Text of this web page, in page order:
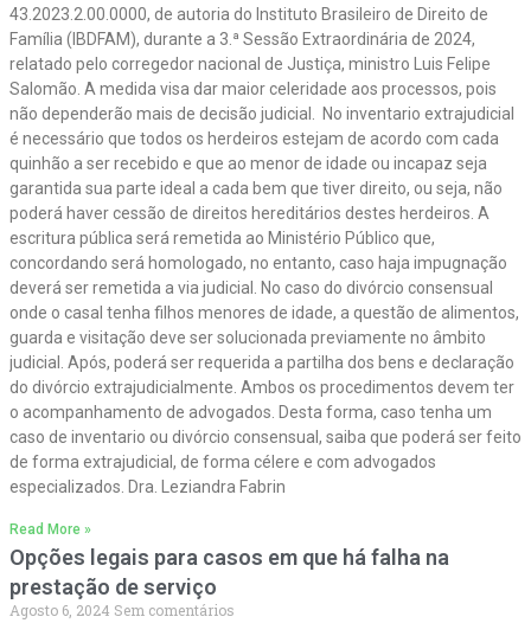
43.2023.2.00.0000, de autoria do Instituto Brasileiro de Direito de
Família (IBDFAM), durante a 3.ª Sessão Extraordinária de 2024,
relatado pelo corregedor nacional de Justiça, ministro Luis Felipe
Salomão. A medida visa dar maior celeridade aos processos, pois
não dependerão mais de decisão judicial. No inventario extrajudicial
é necessário que todos os herdeiros estejam de acordo com cada
quinhão a ser recebido e que ao menor de idade ou incapaz seja
garantida sua parte ideal a cada bem que tiver direito, ou seja, não
poderá haver cessão de direitos hereditários destes herdeiros. A
escritura pública será remetida ao Ministério Público que,
concordando será homologado, no entanto, caso haja impugnação
deverá ser remetida a via judicial. No caso do divórcio consensual
onde o casal tenha filhos menores de idade, a questão de alimentos,
guarda e visitação deve ser solucionada previamente no âmbito
judicial. Após, poderá ser requerida a partilha dos bens e declaração
do divórcio extrajudicialmente. Ambos os procedimentos devem ter
o acompanhamento de advogados. Desta forma, caso tenha um
caso de inventario ou divórcio consensual, saiba que poderá ser feito
de forma extrajudicial, de forma célere e com advogados
especializados. Dra. Leziandra Fabrin
Read More »
Opções legais para casos em que há falha na
prestação de serviço
Agosto 6, 2024 Sem comentários